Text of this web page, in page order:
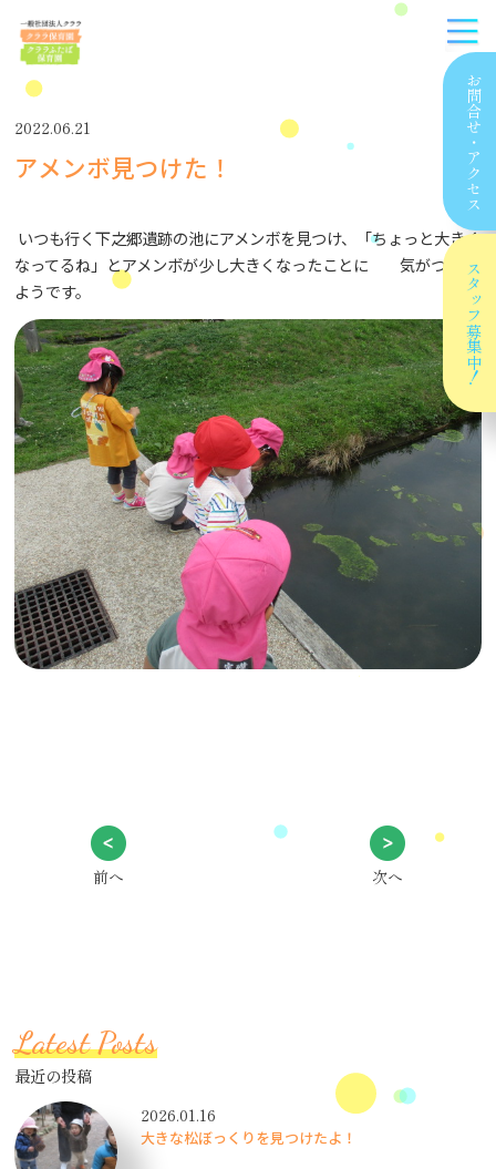
お問合せ
・
アクセス
スタッフ
募集中！
2022.06.21
アメンボ見つけた！
いつも行く下之郷遺跡の池にアメンボを見つけ、「ちょっと大きく
なってるね」とアメンボが少し大きくなったことに 気がついた
ようです。
前へ 次へ
Latest Posts
最近の投稿
2026.01.16
大きな松ぼっくりを見つけたよ！